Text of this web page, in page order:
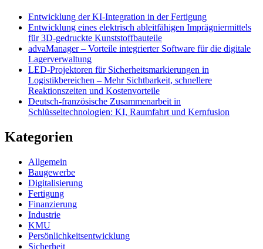
Entwicklung der KI-Integration in der Fertigung
Entwicklung eines elektrisch ableitfähigen Imprägniermittels
für 3D-gedruckte Kunststoffbauteile
advaManager – Vorteile integrierter Software für die digitale
Lagerverwaltung
LED-Projektoren für Sicherheitsmarkierungen in
Logistikbereichen – Mehr Sichtbarkeit, schnellere
Reaktionszeiten und Kostenvorteile
Deutsch-französische Zusammenarbeit in
Schlüsseltechnologien: KI, Raumfahrt und Kernfusion
Kategorien
Allgemein
Baugewerbe
Digitalisierung
Fertigung
Finanzierung
Industrie
KMU
Persönlichkeitsentwicklung
Sicherheit